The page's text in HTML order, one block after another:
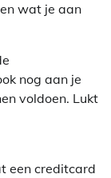
wat je aan
nog aan je
voldoen. Lukt
een creditcard